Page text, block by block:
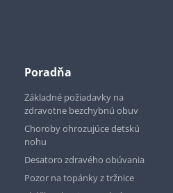
Poradňa
Základné požiadavky na
zdravotne bezchybnú obuv
Choroby ohrozujúce detskú
nohu
Desatoro zdravého obúvania
Pozor na topánky z tržnice